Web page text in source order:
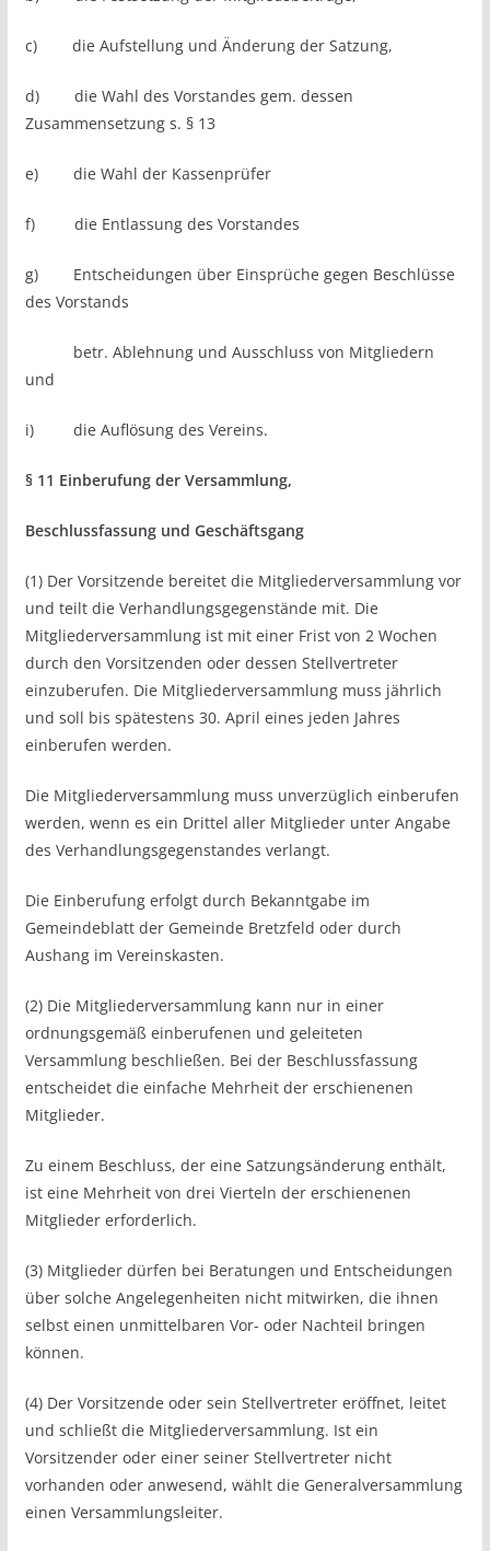
c) die Aufstellung und Änderung der Satzung,
d) die Wahl des Vorstandes gem. dessen
Zusammensetzung s. § 13
e) die Wahl der Kassenprüfer
f) die Entlassung des Vorstandes
g) Entscheidungen über Einsprüche gegen Beschlüsse
des Vorstands
betr. Ablehnung und Ausschluss von Mitgliedern
und
i) die Auflösung des Vereins.
§ 11 Einberufung der Versammlung,
Beschlussfassung und Geschäftsgang
(1) Der Vorsitzende bereitet die Mitgliederversammlung vor
und teilt die Verhandlungsgegenstände mit. Die
Mitgliederversammlung ist mit einer Frist von 2 Wochen
durch den Vorsitzenden oder dessen Stellvertreter
einzuberufen. Die Mitgliederversammlung muss jährlich
und soll bis spätestens 30. April eines jeden Jahres
einberufen werden.
Die Mitgliederversammlung muss unverzüglich einberufen
werden, wenn es ein Drittel aller Mitglieder unter Angabe
des Verhandlungsgegenstandes verlangt.
Die Einberufung erfolgt durch Bekanntgabe im
Gemeindeblatt der Gemeinde Bretzfeld oder durch
Aushang im Vereinskasten.
(2) Die Mitgliederversammlung kann nur in einer
ordnungsgemäß einberufenen und geleiteten
Versammlung beschließen. Bei der Beschlussfassung
entscheidet die einfache Mehrheit der erschienenen
Mitglieder.
Zu einem Beschluss, der eine Satzungsänderung enthält,
ist eine Mehrheit von drei Vierteln der erschienenen
Mitglieder erforderlich.
(3) Mitglieder dürfen bei Beratungen und Entscheidungen
über solche Angelegenheiten nicht mitwirken, die ihnen
selbst einen unmittelbaren Vor- oder Nachteil bringen
können.
(4) Der Vorsitzende oder sein Stellvertreter eröffnet, leitet
und schließt die Mitgliederversammlung. Ist ein
Vorsitzender oder einer seiner Stellvertreter nicht
vorhanden oder anwesend, wählt die Generalversammlung
einen Versammlungsleiter.